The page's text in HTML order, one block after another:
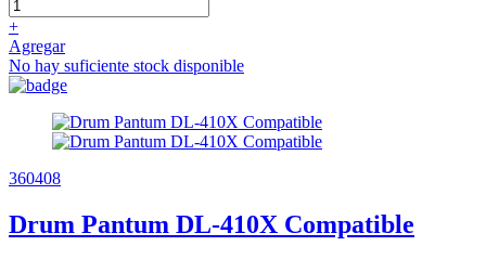
+
Agregar
No hay suficiente stock disponible
360408
Drum Pantum DL-410X Compatible